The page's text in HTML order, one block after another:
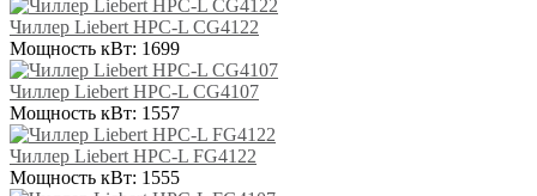
Чиллер Liebert HPC-L CG4122
Мощность кВт: 1699
Чиллер Liebert HPC-L CG4107
Мощность кВт: 1557
Чиллер Liebert HPC-L FG4122
Мощность кВт: 1555